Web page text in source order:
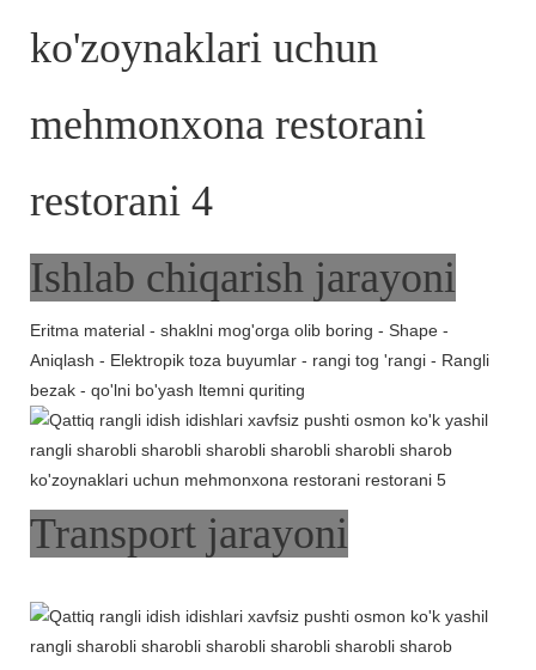
Ishlab chiqarish jarayoni
Eritma material - shaklni mog'orga olib boring - Shape -
Aniqlash - Elektropik toza buyumlar - rangi tog 'rangi - Rangli
bezak - qo'lni bo'yash ltemni quriting
Transport jarayoni